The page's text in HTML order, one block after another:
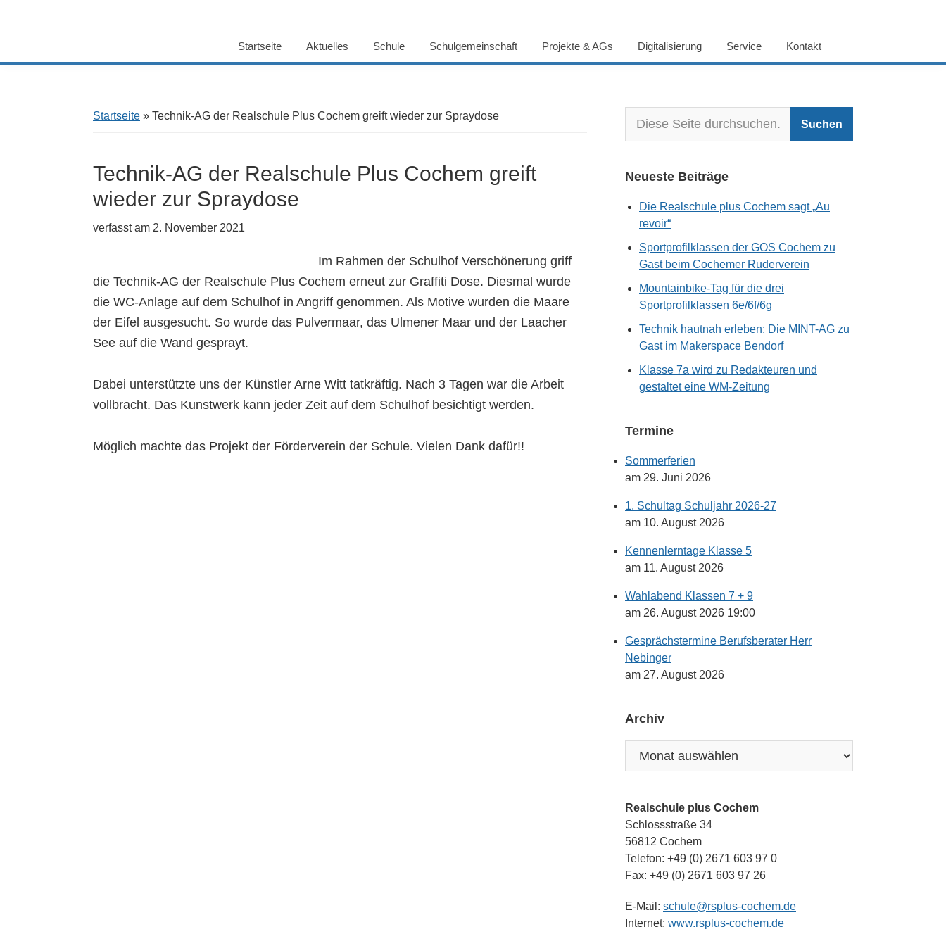
Startseite Aktuelles Schule Schulgemeinschaft Projekte & AGs Digitalisierung Service Kontakt
Startseite » Technik-AG der Realschule Plus Cochem greift wieder zur Spraydose
Technik-AG der Realschule Plus Cochem greift
wieder zur Spraydose
verfasst am 2. November 2021
Im Rahmen der Schulhof Verschönerung griff
die Technik-AG der Realschule Plus Cochem erneut zur Graffiti Dose. Diesmal wurde
die WC-Anlage auf dem Schulhof in Angriff genommen. Als Motive wurden die Maare
der Eifel ausgesucht. So wurde das Pulvermaar, das Ulmener Maar und der Laacher
See auf die Wand gesprayt.
Dabei unterstützte uns der Künstler Arne Witt tatkräftig. Nach 3 Tagen war die Arbeit
vollbracht. Das Kunstwerk kann jeder Zeit auf dem Schulhof besichtigt werden.
Möglich machte das Projekt der Förderverein der Schule. Vielen Dank dafür!!
Neueste Beiträge
Die Realschule plus Cochem sagt „Au
revoir“
Sportprofilklassen der GOS Cochem zu
Gast beim Cochemer Ruderverein
Mountainbike-Tag für die drei
Sportprofilklassen 6e/6f/6g
Technik hautnah erleben: Die MINT-AG zu
Gast im Makerspace Bendorf
Klasse 7a wird zu Redakteuren und
gestaltet eine WM-Zeitung
Termine
Sommerferien
am 29. Juni 2026
1. Schultag Schuljahr 2026-27
am 10. August 2026
Kennenlerntage Klasse 5
am 11. August 2026
Wahlabend Klassen 7 + 9
am 26. August 2026 19:00
Gesprächstermine Berufsberater Herr
Nebinger
am 27. August 2026
Archiv
Realschule plus Cochem
Schlossstraße 34
56812 Cochem
Telefon: +49 (0) 2671 603 97 0
Fax: +49 (0) 2671 603 97 26
E-Mail: schule@rsplus-cochem.de
Internet: www.rsplus-cochem.de